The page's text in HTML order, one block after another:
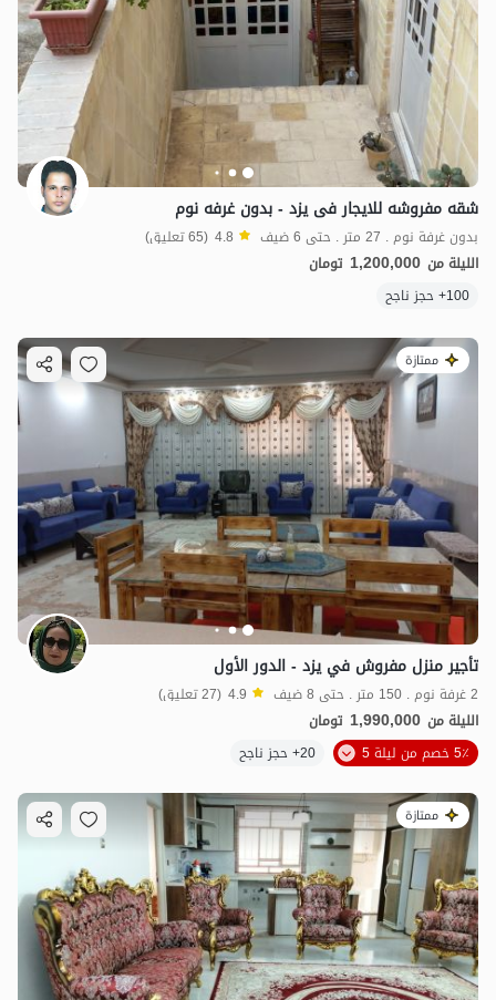
2.55 مليون ت 4.9
شقه مفروشه للایجار فی یزد - بدون غرفه نوم
بدون غرفة نوم . 27 متر . حتى 6 ضيف 4.8 (65 تعليق)
الليلة من 1,200,000 تومان
100+ حجز ناجح
ممتازة
تأجير منزل مفروش في یزد - الدور الأول
2 غرفة نوم . 150 متر . حتى 8 ضيف 4.9 (27 تعليق)
الليلة من 1,990,000 تومان
5٪ خصم من ليلة 5
20+ حجز ناجح
ممتازة